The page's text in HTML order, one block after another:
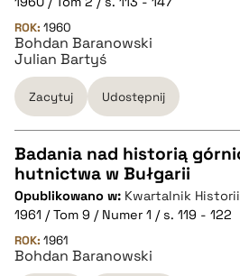
pobierz cytat
BIBTEX
pobierz cytat
ROK: 1960
Bohdan Baranowski
Julian Bartyś
Zacytuj Udostępnij
CZYSTY TEKST
pobierz cytat
Badania nad historią
hutnictwa w Bułgarii
Opublikowano w: Kwartalnik
1961 / Tom 9 / Numer 1 / s. 119 - 122
ROK: 1961
Bohdan Baranowski